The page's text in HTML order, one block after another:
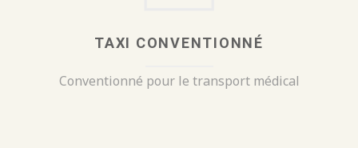
TAXI CONVENTIONNÉ
Conventionné pour le transport médical